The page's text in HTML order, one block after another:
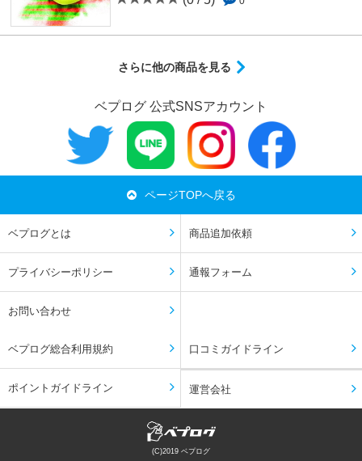
さらに他の商品を見る
ベプログ 公式SNSアカウント
ページTOPへ戻る
ベプログとは 商品追加依頼
プライバシーポリシー 通報フォーム
お問い合わせ
ベプログ総合利用規約 口コミガイドライン
ポイントガイドライン 運営会社
(C)2019 ベプログ